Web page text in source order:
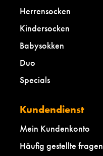
Herrensocken
Kindersocken
Babysokken
Duo
Specials
Kundendienst
Mein Kundenkonto
Häufig gestellte fragen